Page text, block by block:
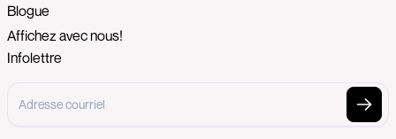
Blogue
Affichez avec nous!
Infolettre